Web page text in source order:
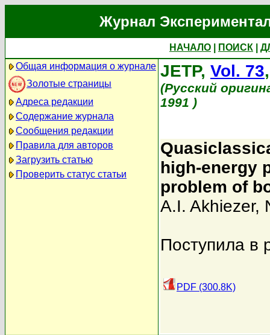
Журнал
НАЧАЛО ПОИСК
Общая информация о журнале
Золотые страницы
Адреса редакции
Содержание журнала
Сообщения редакции
Правила для авторов
Загрузить статью
Проверить статус статьи
JETP, Vol. 73
(Русский
1991 )
high-energy
problem of
A.I. Akhiezer,
Поступила в
PDF (300.8K)